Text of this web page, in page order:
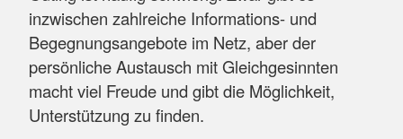
inzwischen zahlreiche Informations- und
Begegnungsangebote im Netz, aber der
persönliche Austausch mit Gleichgesinnten
macht viel Freude und gibt die Möglichkeit,
Unterstützung zu finden.